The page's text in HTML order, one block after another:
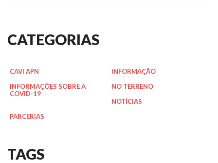
CATEGORIAS
CAVI APN
INFORMAÇÃO
INFORMAÇÕES SOBRE A
COVID-19
NO TERRENO
NOTÍCIAS
PARCERIAS
TAGS